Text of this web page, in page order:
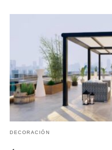
DECORACIÓN